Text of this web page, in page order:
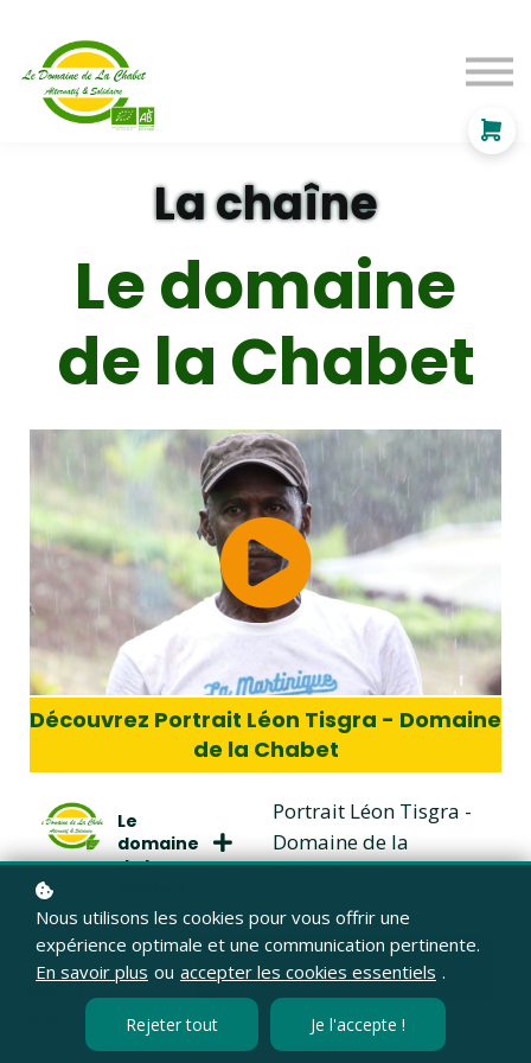
S'inscrire
La chaîne
Le domaine
de la Chabet
Découvrez Portrait Léon Tisgra - Domaine
de la Chabet
Le
domaine
de la
publication :14/12/
Portrait Léon Tisgra -
Domaine de la
Chabet
Évaluez cette vidéo
Nous utilisons les cookies pour vous offrir une
expérience optimale et une communication pertinente.
En savoir plus ou accepter les cookies essentiels .
Rejeter tout Je l'accepte !